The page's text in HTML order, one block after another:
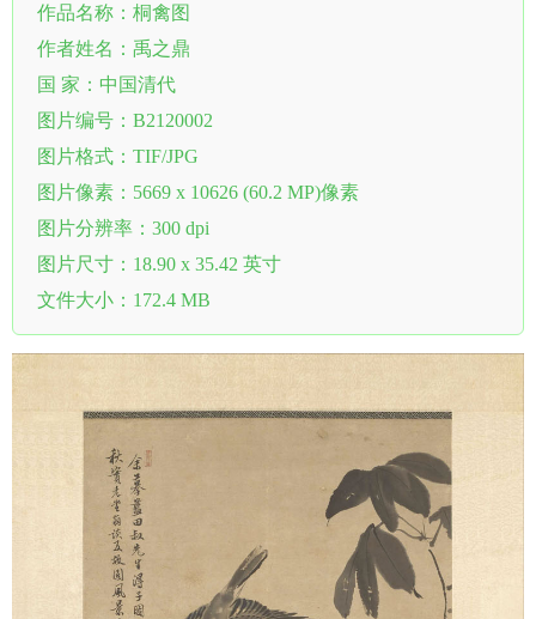
书法
精选
中国画家
西方画家
作品名称：桐禽图
作者姓名：禹之鼎
国 家：中国清代
图片编号：B2120002
图片格式：TIF/JPG
图片像素：5669 x 10626 (60.2 MP)像素
图片分辨率：300 dpi
图片尺寸：18.90 x 35.42 英寸
文件大小：172.4 MB